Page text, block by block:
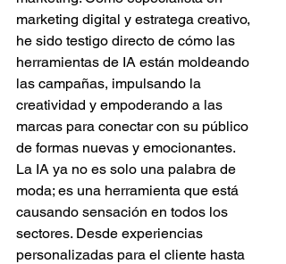
marketing digital y estratega creativo,
he sido testigo directo de cómo las
herramientas de IA están moldeando
las campañas, impulsando la
creatividad y empoderando a las
marcas para conectar con su público
de formas nuevas y emocionantes.
La IA ya no es solo una palabra de
moda; es una herramienta que está
causando sensación en todos los
sectores. Desde experiencias
personalizadas para el cliente hasta